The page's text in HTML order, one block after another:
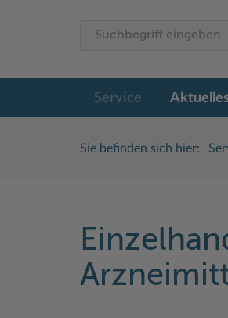
Service Aktuelles
Sie befinden sich hier: